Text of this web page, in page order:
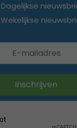
Dagelijkse
Wekelijkse